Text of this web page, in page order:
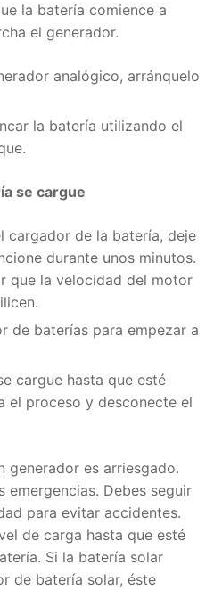
la batería comience a
el generador.
analógico, arránquelo
la batería utilizando el
se cargue
cargador de la batería, deje
durante unos minutos.
que la velocidad del motor
de baterías para empezar a
cargue hasta que esté
el proceso y desconecte el
generador es arriesgado.
emergencias. Debes seguir
para evitar accidentes.
de carga hasta que esté
Si la batería solar
de batería solar, éste